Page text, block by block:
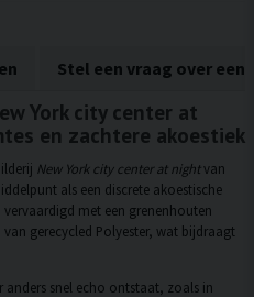
Stel een vraag over een
York city center at
en zachtere akoestiek
New York city center at nightvan
als een discrete akoestische
met een grenenhouten
gerecycled Polyester, wat bijdraagt
snel echo ontstaat, zoals in